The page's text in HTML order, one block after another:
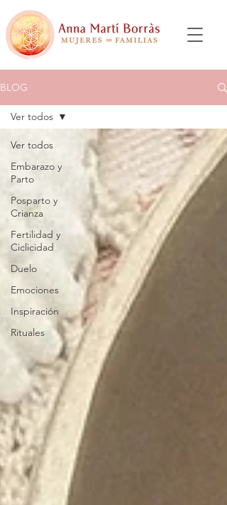
BLOG
Ver todos
Embarazo y
Parto
Posparto y
Crianza
Fertilidad y
Ciclicidad
Duelo
Emociones
Inspiración
Rituales
Ver todos